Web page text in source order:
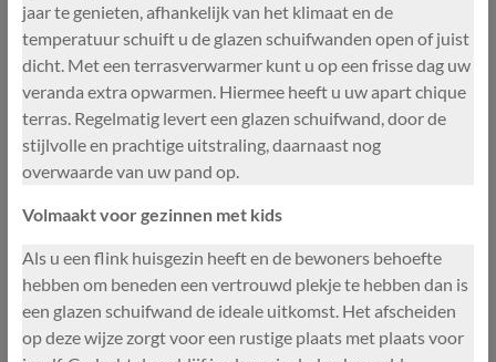
jaar te genieten, afhankelijk van het klimaat en de
temperatuur schuift u de glazen schuifwanden open of juist
dicht. Met een terrasverwarmer kunt u op een frisse dag uw
veranda extra opwarmen. Hiermee heeft u uw apart chique
terras. Regelmatig levert een glazen schuifwand, door de
stijlvolle en prachtige uitstraling, daarnaast nog
overwaarde van uw pand op.
Volmaakt voor gezinnen met kids
Als u een flink huisgezin heeft en de bewoners behoefte
hebben om beneden een vertrouwd plekje te hebben dan is
een glazen schuifwand de ideale uitkomst. Het afscheiden
op deze wijze zorgt voor een rustige plaats met plaats voor